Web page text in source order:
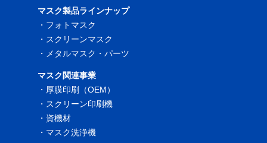
マスク製品ラインナップ
・ フォトマスク
・ スクリーンマスク
・ メタルマスク・パーツ
マスク関連事業
・ 厚膜印刷（OEM）
・ スクリーン印刷機
・ 資機材
・ マスク洗浄機